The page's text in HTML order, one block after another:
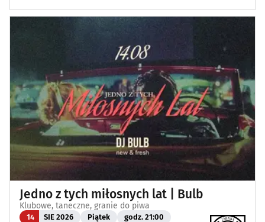
Jedno z tych miłosnych lat | Bulb
Klubowe, taneczne, granie do piwa
14 SIE 2026 Piątek godz. 21:00